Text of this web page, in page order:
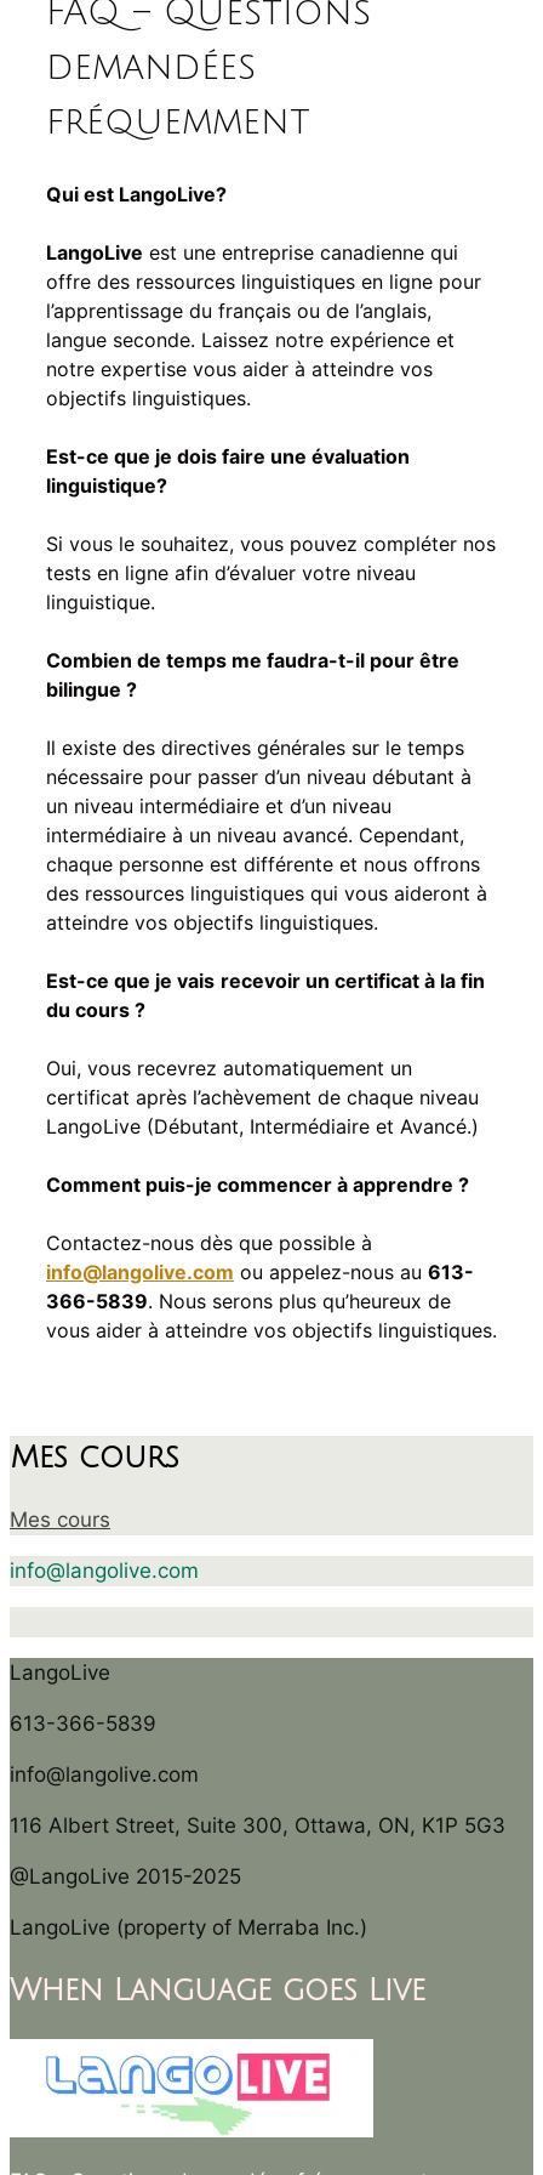
FAQ – Questions
demandées
fréquemment
Qui est LangoLive?
LangoLive est une entreprise canadienne qui
offre des ressources linguistiques en ligne pour
l’apprentissage du français ou de l’anglais,
langue seconde. Laissez notre expérience et
notre expertise vous aider à atteindre vos
objectifs linguistiques.
Est-ce que je dois faire une évaluation
linguistique?
Si vous le souhaitez, vous pouvez compléter nos
tests en ligne afin d’évaluer votre niveau
linguistique.
Combien de temps me faudra-t-il pour être
bilingue ?
Il existe des directives générales sur le temps
nécessaire pour passer d’un niveau débutant à
un niveau intermédiaire et d’un niveau
intermédiaire à un niveau avancé. Cependant,
chaque personne est différente et nous offrons
des ressources linguistiques qui vous aideront à
atteindre vos objectifs linguistiques.
Est-ce que je vais recevoir un certificat à la fin
du cours ?
Oui, vous recevrez automatiquement un
certificat après l’achèvement de chaque niveau
LangoLive (Débutant, Intermédiaire et Avancé.)
Comment puis-je commencer à apprendre ?
Contactez-nous dès que possible à
info@langolive.com ou appelez-nous au 613-
366-5839. Nous serons plus qu’heureux de
vous aider à atteindre vos objectifs linguistiques.
Mes cours
Mes cours
info@langolive.com
LangoLive
613-366-5839
info@langolive.com
116 Albert Street, Suite 300, Ottawa, ON, K1P 5G3
@LangoLive 2015-2025
LangoLive (property of Merraba Inc.)
When Language goes Live